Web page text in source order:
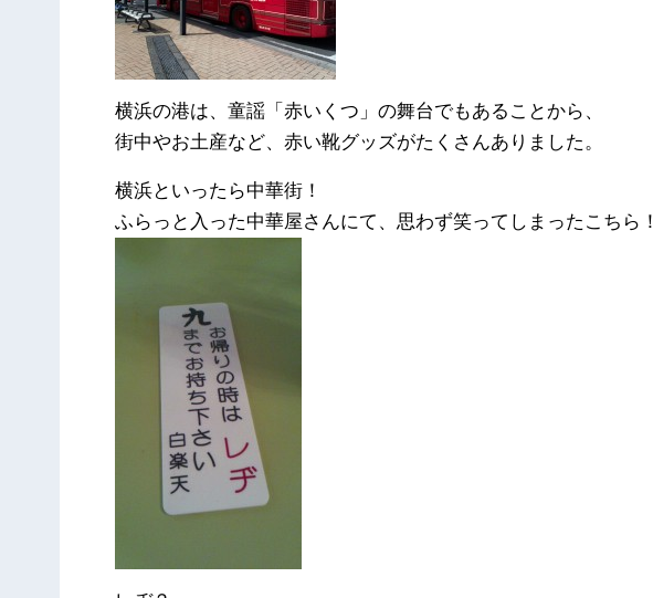
横浜の港は、童謡「赤いくつ」の舞台でもあることから、
街中やお土産など、赤い靴グッズがたくさんありました。
横浜といったら中華街！
ふらっと入った中華屋さんにて、思わず笑ってしまったこちら！